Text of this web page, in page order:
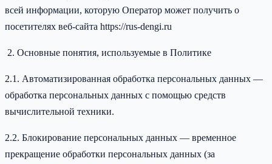
всей информации, которую Оператор может получить о
посетителях веб-сайта https://rus-dengi.ru
Основные понятия, используемые в Политике
2.1. Автоматизированная обработка персональных данных —
обработка персональных данных с помощью средств
вычислительной техники.
2.2. Блокирование персональных данных — временное
прекращение обработки персональных данных (за